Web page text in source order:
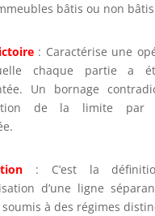
bâtis ou non
: Caractérise une
chaque partie a
Un bornage
de la limite par
: C’est la
d’une ligne
à des régimes